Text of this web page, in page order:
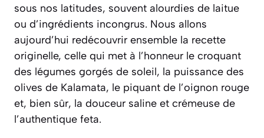
sous nos latitudes, souvent alourdies de laitue
ou d’ingrédients incongrus. Nous allons
aujourd’hui redécouvrir ensemble la recette
originelle, celle qui met à l’honneur le croquant
des légumes gorgés de soleil, la puissance des
olives de Kalamata, le piquant de l’oignon rouge
et, bien sûr, la douceur saline et crémeuse de
l’authentique feta.